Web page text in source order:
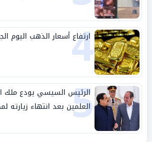
4
ارتفاع أسعار الذهب اليوم
5
الرئيس السيسي يودع ملك
العلمين بعد انتهاء زيارته